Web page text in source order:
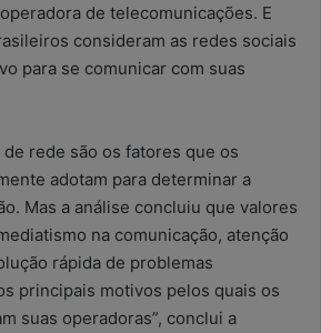
de telecomunicações. E
consideram as redes sociais
para se comunicar com suas
rede são os fatores que os
adotam para determinar a
Mas a análise concluiu que valores
na comunicação, atenção
rápida de problemas
principais motivos pelos quais os
suas operadoras”, conclui a